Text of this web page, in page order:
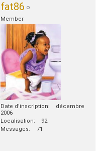
fat86
Member
Date d'inscription
décembre
2006
Localisation
92
Messages
71